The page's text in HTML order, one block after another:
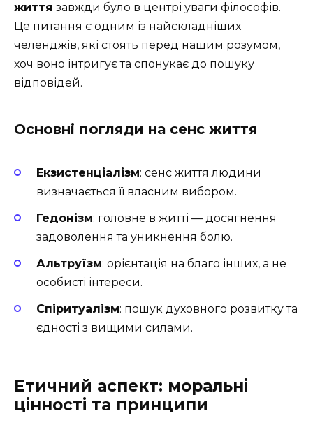
життя завжди було в центрі уваги філософів.
Це питання є одним із найскладніших
челенджів, які стоять перед нашим розумом,
хоч воно інтригує та спонукає до пошуку
відповідей.
Основні погляди на сенс життя
Екзистенціалізм: сенс життя людини
визначається її власним вибором.
Гедонізм: головне в житті — досягнення
задоволення та уникнення болю.
Альтруїзм: орієнтація на благо інших, а не
особисті інтереси.
Спіритуалізм: пошук духовного розвитку та
єдності з вищими силами.
Етичний аспект: моральні
цінності та принципи